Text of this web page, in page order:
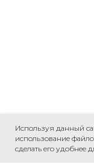
Используя данный
использование
сделать его удобнее